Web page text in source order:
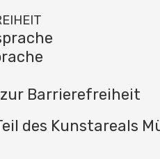
Barrierefreiheit
des Kunstareals